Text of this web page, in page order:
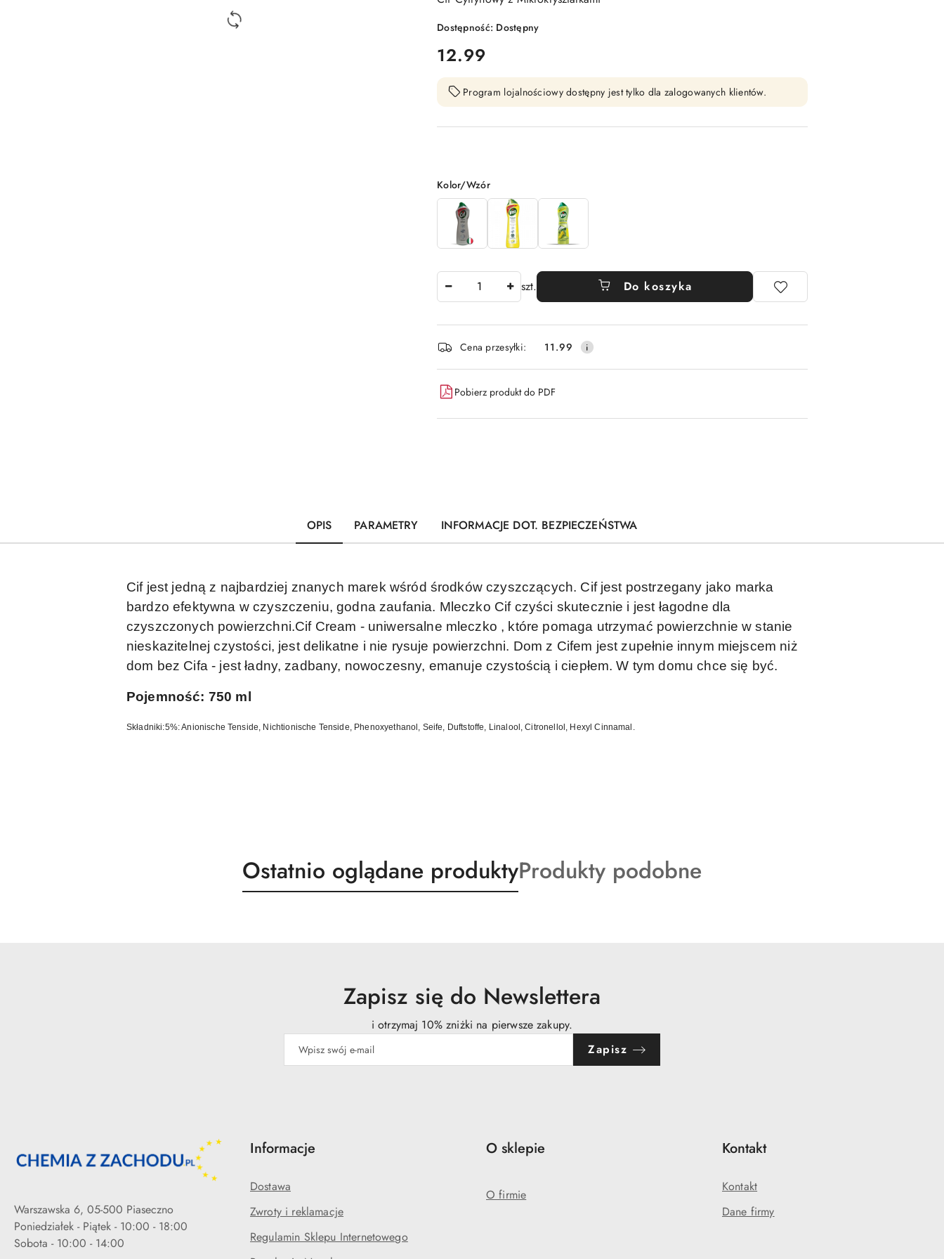
Dostępność: Dostępny
cena:
12.99
Program lojalnościowy dostępny jest tylko dla zalogowanych klientów.
Wariant
Kolor/Wzór
szt. Do koszyka
Dostępność
i
dostawa
Cena przesyłki: 11.99
Pobierz produkt do PDF
OPIS PARAMETRY INFORMACJE DOT. BEZPIECZEŃSTWA
Cif jest jedną z najbardziej znanych marek wśród środków czyszczących. Cif jest postrzegany jako marka
bardzo efektywna w czyszczeniu, godna zaufania. Mleczko Cif czyści skutecznie i jest łagodne dla
czyszczonych powierzchni.Cif Cream - uniwersalne mleczko , które pomaga utrzymać powierzchnie w stanie
nieskazitelnej czystości, jest delikatne i nie rysuje powierzchni. Dom z Cifem jest zupełnie innym miejscem niż
dom bez Cifa - jest ładny, zadbany, nowoczesny, emanuje czystością i ciepłem. W tym domu chce się być.
Pojemność: 750 ml
Składniki:5%: Anionische Tenside, Nichtionische Tenside, Phenoxyethanol, Seife, Duftstoffe, Linalool, Citronellol, Hexyl Cinnamal.
Produkty
o
Ostatnio oglądane produktyProdukty
o
Produkty podobne
Zapisz się do Newslettera
i otrzymaj 10% zniżki na pierwsze zakupy.
Zapisz
Warszawska 6, 05-500 Piaseczno
Poniedziałek - Piątek - 10:00 - 18:00
Informacje
Dostawa
Zwroty i reklamacje
Regulamin Sklepu Internetowego
O sklepie
O firmie
Kontakt
Kontakt
Dane firmy